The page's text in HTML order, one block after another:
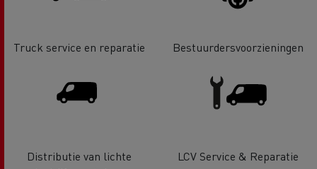
Truck service en reparatie Bestuurdersvoorzieningen
Distributie van lichte
LCV Service & Reparatie